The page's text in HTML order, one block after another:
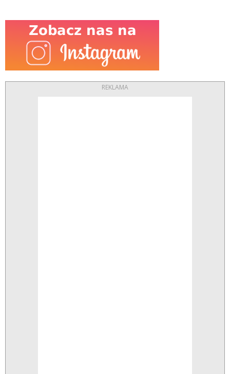
REKLAMA